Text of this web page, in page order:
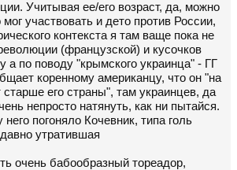
Учитывая ее/его возраст, да, можно
участвовать и дето против России,
контекста я там ваще пока не
(французской) и кусочков
а по поводу "крымского украинца" - ГГ
коренному американцу, что он "на
старше его страны", там украинцев, да
непросто натянуть, как ни пытайся.
погоняло Кочевник, типа голь
утратившая
очень бабообразный тореадор,